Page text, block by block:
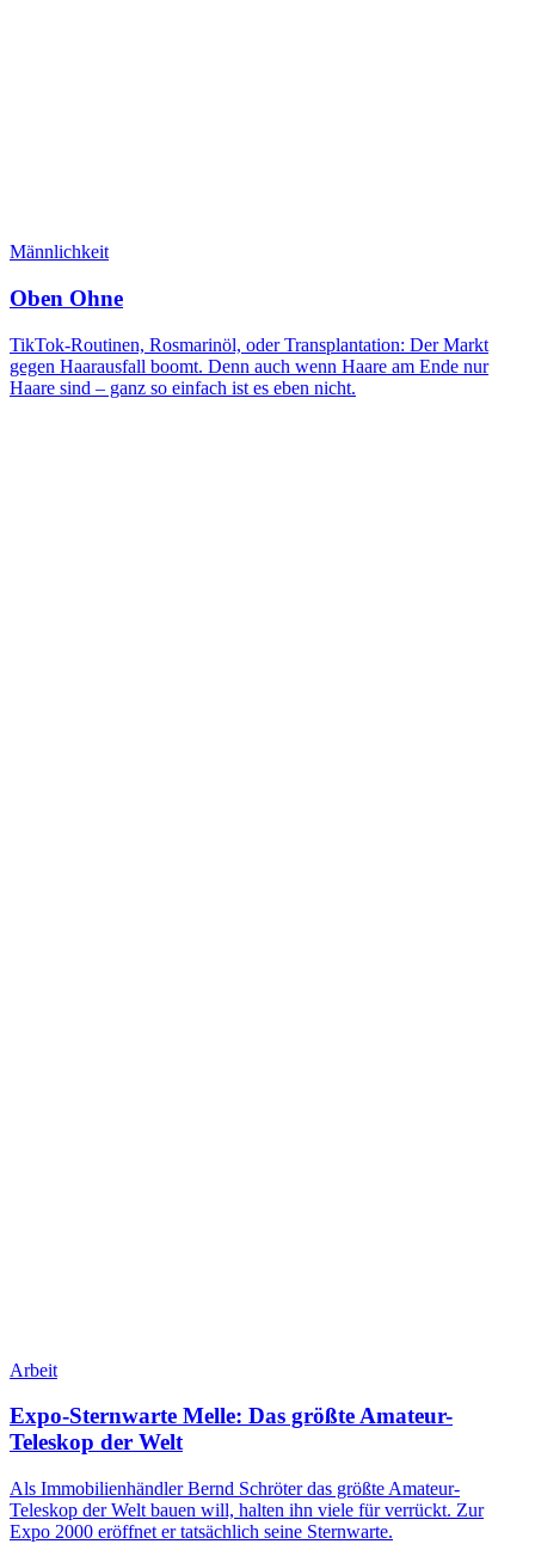
Männlichkeit
Oben Ohne
TikTok-Routinen, Rosmarinöl, oder Transplantation: Der Markt
gegen Haarausfall boomt. Denn auch wenn Haare am Ende nur
Haare sind – ganz so einfach ist es eben nicht.
Arbeit
Expo-Sternwarte Melle: Das größte Amateur-
Teleskop der Welt
Als Immobilienhändler Bernd Schröter das größte Amateur-
Teleskop der Welt bauen will, halten ihn viele für verrückt. Zur
Expo 2000 eröffnet er tatsächlich seine Sternwarte.